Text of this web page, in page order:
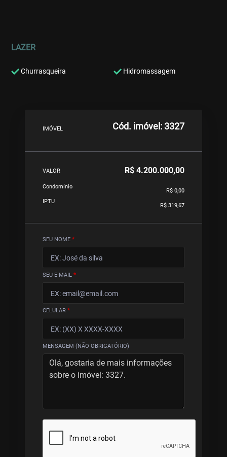
LAZER
Churrasqueira Hidromassagem
IMÓVEL Cód. imóvel: 3327
VALOR R$ 4.200.000,00
Condomínio
R$ 0,00
IPTU
R$ 319,67
SEU NOME *
SEU E-MAIL *
CELULAR *
MENSAGEM (NÃO OBRIGATÓRIO)